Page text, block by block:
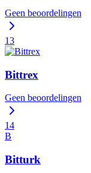
Geen beoordelingen
13
Bittrex
Geen beoordelingen
14
B
Bitturk